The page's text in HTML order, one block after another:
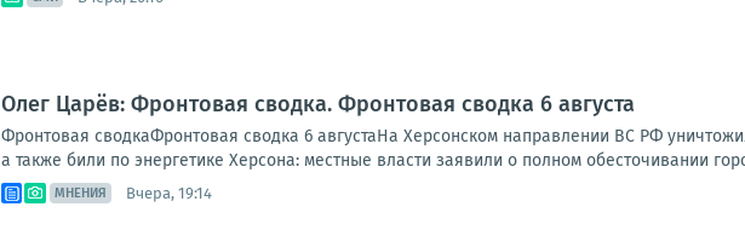
Олег Царёв: Фронтовая сводка. Фронтовая сводка 6 августа
Фронтовая сводкаФронтовая сводка 6 августаНа Херсонском направлении ВС РФ
а также били по энергетике Херсона: местные власти заявили о полном обесточивании
МНЕНИЯ Вчера, 19:14